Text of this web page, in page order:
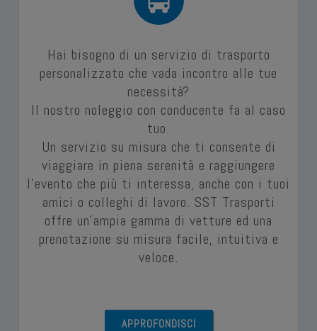
Hai bisogno di un servizio di trasporto
personalizzato che vada incontro alle tue
necessità?
Il nostro noleggio con conducente fa al caso
tuo.
Un servizio su misura che ti consente di
viaggiare in piena serenità e raggiungere
l’evento che più ti interessa, anche con i tuoi
amici o colleghi di lavoro. SST Trasporti
offre un’ampia gamma di vetture ed una
prenotazione su misura facile, intuitiva e
veloce.
APPROFONDISCI